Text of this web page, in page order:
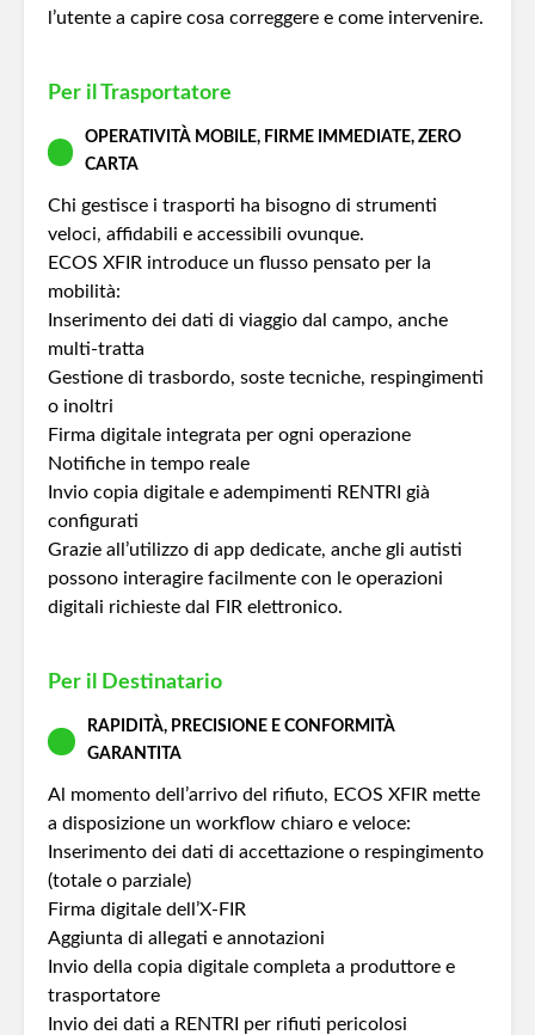
l’utente a capire cosa correggere e come intervenire.
Per il Trasportatore
OPERATIVITÀ MOBILE, FIRME IMMEDIATE, ZERO
CARTA
Chi gestisce i trasporti ha bisogno di strumenti
veloci, affidabili e accessibili ovunque.
ECOS XFIR introduce un flusso pensato per la
mobilità:
Inserimento dei dati di viaggio dal campo, anche
multi‑tratta
Gestione di trasbordo, soste tecniche, respingimenti
o inoltri
Firma digitale integrata per ogni operazione
Notifiche in tempo reale
Invio copia digitale e adempimenti RENTRI già
configurati
Grazie all’utilizzo di app dedicate, anche gli autisti
possono interagire facilmente con le operazioni
digitali richieste dal FIR elettronico.
Per il Destinatario
RAPIDITÀ, PRECISIONE E CONFORMITÀ
GARANTITA
Al momento dell’arrivo del rifiuto, ECOS XFIR mette
a disposizione un workflow chiaro e veloce:
Inserimento dei dati di accettazione o respingimento
(totale o parziale)
Firma digitale dell’X‑FIR
Aggiunta di allegati e annotazioni
Invio della copia digitale completa a produttore e
trasportatore
Invio dei dati a RENTRI per rifiuti pericolosi